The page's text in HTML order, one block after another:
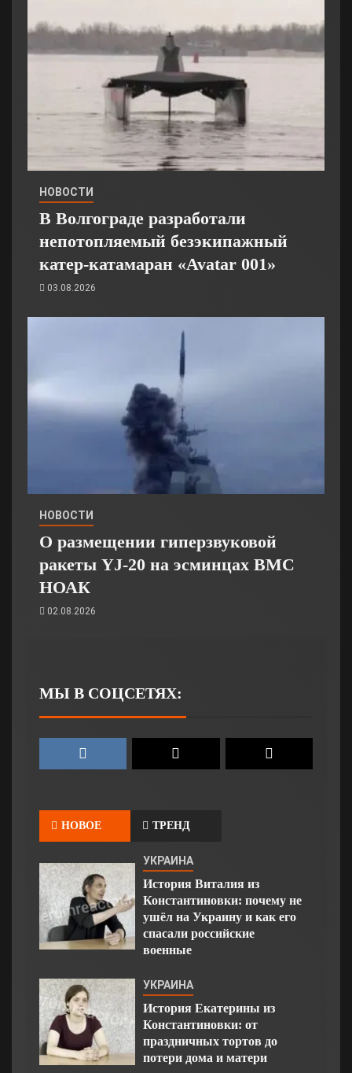
НОВОСТИ
В Волгограде разработали
непотопляемый безэкипажный
катер-катамаран «Avatar 001»
03.08.2026
НОВОСТИ
О размещении гиперзвуковой
ракеты YJ-20 на эсминцах ВМС
НОАК
02.08.2026
МЫ В СОЦСЕТЯХ:
НОВОЕ ТРЕНД
УКРАИНА
История Виталия из
Константиновки: почему не
ушёл на Украину и как его
спасали российские
военные
УКРАИНА
История Екатерины из
Константиновки: от
праздничных тортов до
потери дома и матери